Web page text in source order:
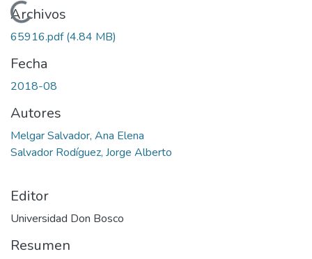
Cargando...
Archivos
65916.pdf(4.84 MB)
Fecha
2018-08
Autores
Melgar Salvador, Ana Elena
Salvador Rodíguez, Jorge Alberto
Editor
Universidad Don Bosco
Resumen